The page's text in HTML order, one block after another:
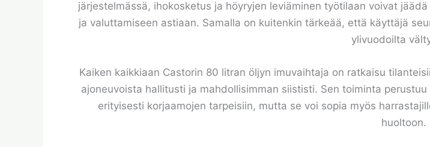
järjestelmässä, ihokosketus ja höyryjen leviäminen työtilaan voivat
ja valuttamiseen astiaan. Samalla on kuitenkin tärkeää, että käyttäjä
ylivuodoilta
Kaiken kaikkiaan Castorin 80 litran öljyn imuvaihtaja on ratkaisu
ajoneuvoista hallitusti ja mahdollisimman siististi. Sen toiminta
erityisesti korjaamojen tarpeisiin, mutta se voi sopia myös
huoltoon.